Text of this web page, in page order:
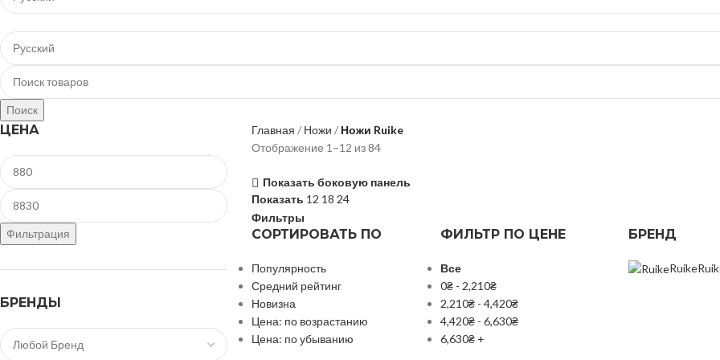
Поиск
ЦЕНА
Фильтрация
БРЕНДЫ
Главная Ножи
Ножи Ruike
Отображение 1–12 из 84
Показать боковую панель
Показать 12 18 24
Фильтры
СОРТИРОВАТЬ ПО
Популярность
Средний рейтинг
Новизна
Цена: по возрастанию
Цена: по убыванию
ФИЛЬТР ПО ЦЕНЕ
Все
0₴- 2,210₴
2,210₴- 4,420₴
4,420₴- 6,630₴
6,630₴+
БРЕНД
Ruike